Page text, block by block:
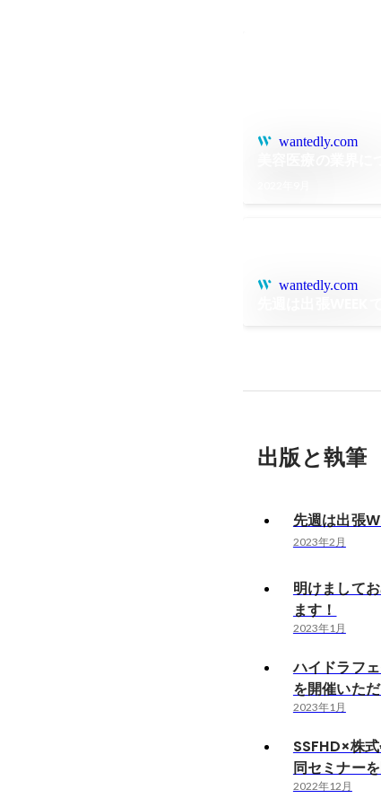
wantedly.com
wantedly.com
出版と執筆
先週は出張
2023年2月
明けまして
ます！
2023年1月
ハイドラフ
を開催いた
2023年1月
SSFHD×株
同セミナー
2022年12月